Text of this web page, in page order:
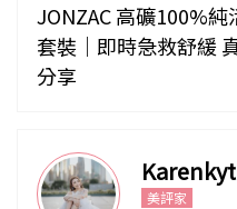
JONZAC 高礦100%
套裝｜即時急救舒緩
分享
Karenkyt
美評家